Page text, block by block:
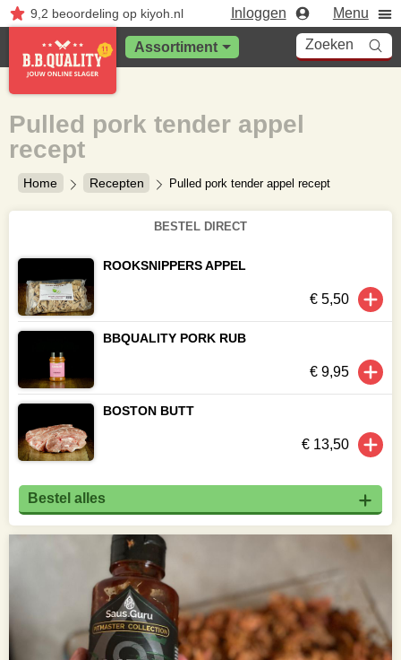
9,2 beoordelingop kiyoh.nl Inloggen Menu
Assortiment Zoeken
Home Recepten Pulled pork tender appel recept
Pulled pork tender appel
recept
BESTEL DIRECT
ROOKSNIPPERS APPEL
€ 5,50
BBQUALITY PORK RUB
€ 9,95
BOSTON BUTT
€ 13,50
Bestel alles